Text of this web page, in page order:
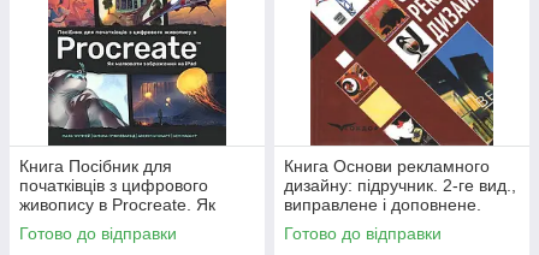
Книга Посібник для
початківців з цифрового
живопису в Procreate. Як
малювати зображення на
iPad 307840
Готово до відправки
Книга Основи рекламного
дизайну: підручник. 2-ге вид.,
виправлене і доповнене.
Прищенко С. В. 303196
Готово до відправки